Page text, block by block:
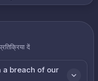
दें
a breach of our